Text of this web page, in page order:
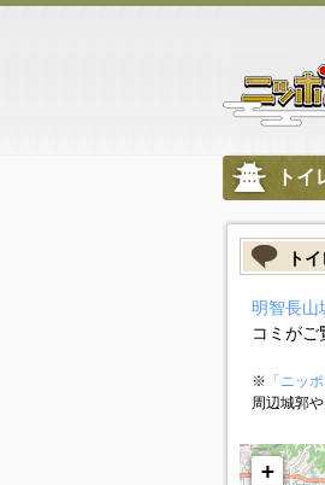
トイ
ト
明智長山
コミがご
※ 「ニッ
周辺城郭
+